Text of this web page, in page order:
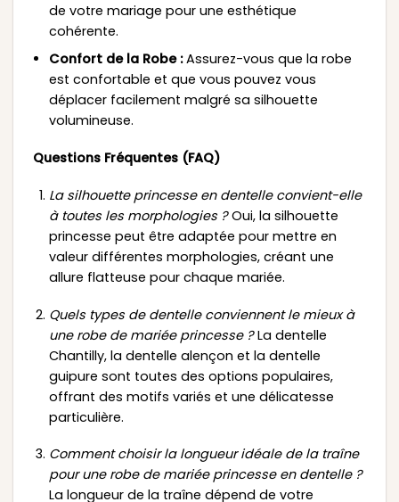
de votre mariage pour une esthétique
cohérente.
Confort de la Robe :Assurez-vous que la robe
est confortable et que vous pouvez vous
déplacer facilement malgré sa silhouette
volumineuse.
Questions Fréquentes (FAQ)
La silhouette princesse en dentelle convient-elle
à toutes les morphologies ?Oui, la silhouette
princesse peut être adaptée pour mettre en
valeur différentes morphologies, créant une
allure flatteuse pour chaque mariée.
Quels types de dentelle conviennent le mieux à
une robe de mariée princesse ?La dentelle
Chantilly, la dentelle alençon et la dentelle
guipure sont toutes des options populaires,
offrant des motifs variés et une délicatesse
particulière.
Comment choisir la longueur idéale de la traîne
pour une robe de mariée princesse en dentelle ?
La longueur de la traîne dépend de votre